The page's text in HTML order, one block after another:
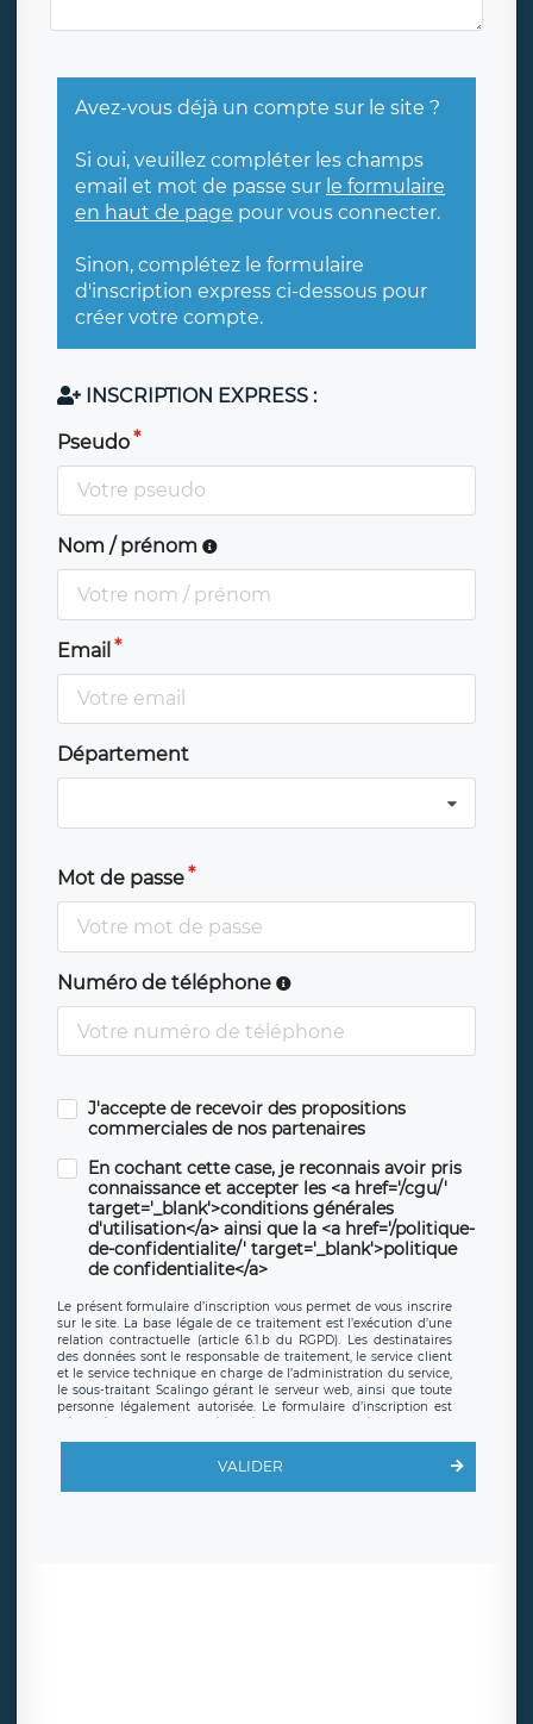
Avez-vous déjà un compte sur le site ?
Si oui, veuillez compléter les champs
email et mot de passe sur le formulaire
en haut de page pour vous connecter.
Sinon, complétez le formulaire
d'inscription express ci-dessous pour
créer votre compte.
INSCRIPTION EXPRESS :
Pseudo
Nom / prénom
Email
Département
Mot de passe
Numéro de téléphone
J'accepte de recevoir des propositions
commerciales de nos partenaires
En cochant cette case, je reconnais avoir pris
connaissance et accepter les <a href='/cgu/'
target='_blank'>conditions générales
d'utilisation</a> ainsi que la <a href='/politique-
de-confidentialite/' target='_blank'>politique
de confidentialite</a>
Le présent formulaire d’inscription vous permet de vous inscrire
sur le site. La base légale de ce traitement est l’exécution d’une
relation contractuelle (article 6.1.b du RGPD). Les destinataires
des données sont le responsable de traitement, le service client
et le service technique en charge de l’administration du service,
le sous-traitant Scalingo gérant le serveur web, ainsi que toute
personne légalement autorisée. Le formulaire d’inscription est
offrant desclauses de protection conformes au RGPD. Les
en sollicite la suppression, étant entendu que vous pouvez
demander la suppression de vos données et retirer votre
VALIDER